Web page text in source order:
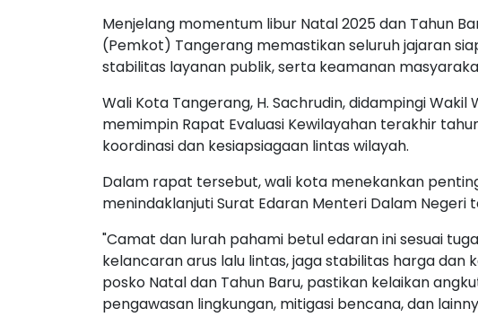
Menjelang momentum libur Natal 2025 dan Tahun
(Pemkot) Tangerang memastikan seluruh jajaran
stabilitas layanan publik, serta keamanan
Wali Kota Tangerang, H. Sachrudin, didampingi Wakil
memimpin Rapat Evaluasi Kewilayahan terakhir
koordinasi dan kesiapsiagaan lintas wilayah.
Dalam rapat tersebut, wali kota menekankan
menindaklanjuti Surat Edaran Menteri Dalam Negeri
"Camat dan lurah pahami betul edaran ini sesuai
kelancaran arus lalu lintas, jaga stabilitas harga dan
posko Natal dan Tahun Baru, pastikan kelaikan
pengawasan lingkungan, mitigasi bencana, dan